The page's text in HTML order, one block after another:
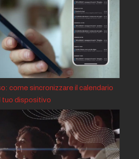
come sincronizzare il calendario
tuo dispositivo